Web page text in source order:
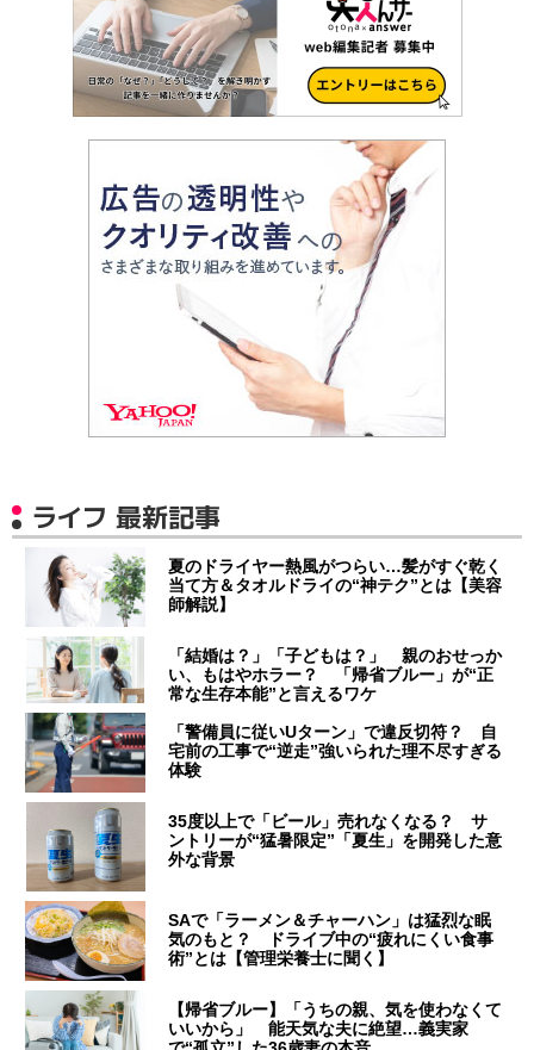
ライフ 最新記事
夏のドライヤー熱風がつらい…髪がすぐ乾く
当て方＆タオルドライの“神テク”とは【美容
師解説】
「結婚は？」「子どもは？」 親のおせっか
い、もはやホラー？ 「帰省ブルー」が“正
常な生存本能”と言えるワケ
「警備員に従いUターン」で違反切符？ 自
宅前の工事で“逆走”強いられた理不尽すぎる
体験
35度以上で「ビール」売れなくなる？ サ
ントリーが“猛暑限定”「夏生」を開発した意
外な背景
SAで「ラーメン＆チャーハン」は猛烈な眠
気のもと？ ドライブ中の“疲れにくい食事
術”とは【管理栄養士に聞く】
【帰省ブルー】「うちの親、気を使わなくて
いいから」 能天気な夫に絶望…義実家